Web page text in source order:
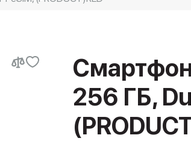
256 ГБ,